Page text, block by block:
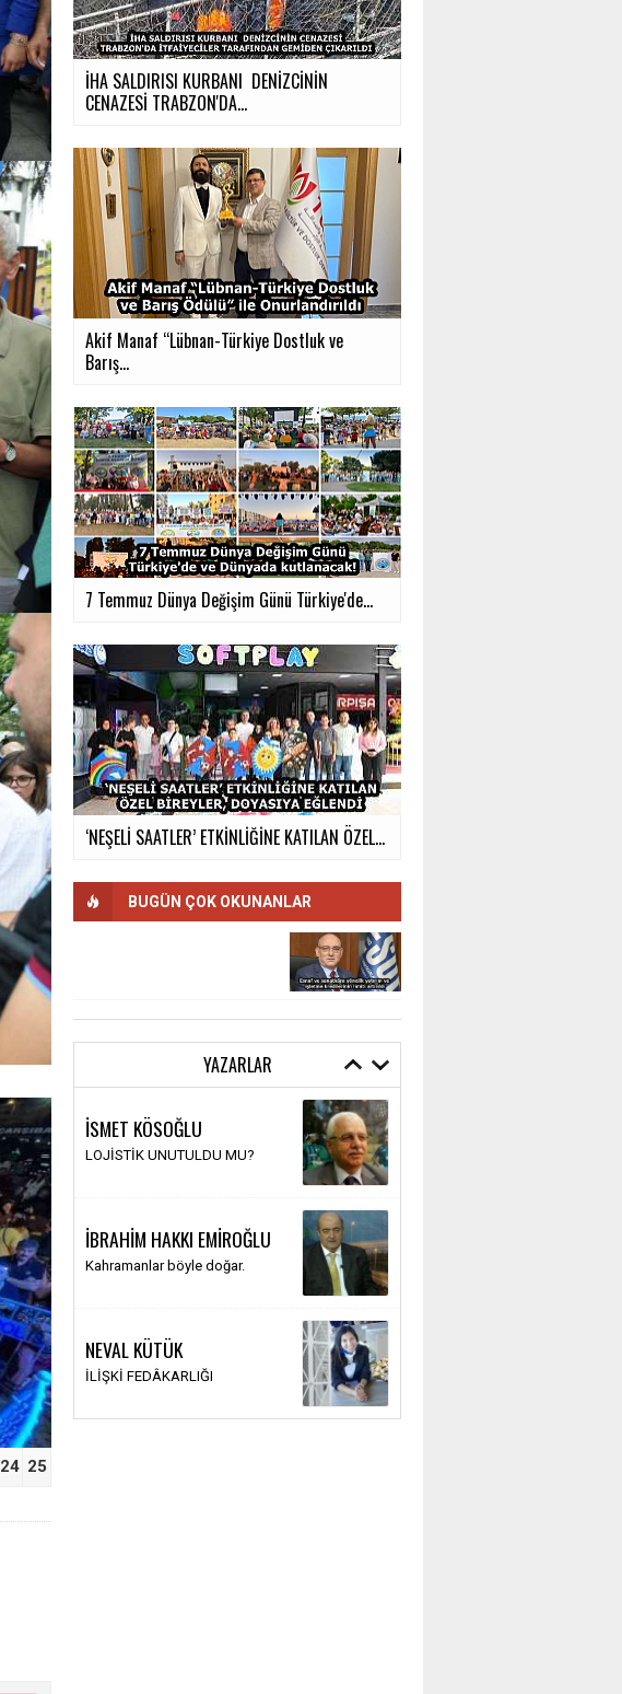
24 25
İHA SALDIRISI KURBANI DENİZCİNİN
CENAZESİ TRABZON'DA...
Akif Manaf “Lübnan-Türkiye Dostluk ve
Barış...
7 Temmuz Dünya Değişim Günü Türkiye'de...
‘NEŞELİ SAATLER’ ETKİNLİĞİNE KATILAN ÖZEL...
BUGÜN ÇOK OKUNANLAR
YAZARLAR
İSMET KÖSOĞLU
LOJİSTİK UNUTULDU MU?
İBRAHİM HAKKI EMİROĞLU
Kahramanlar böyle doğar.
NEVAL KÜTÜK
İLİŞKİ FEDÂKARLIĞI